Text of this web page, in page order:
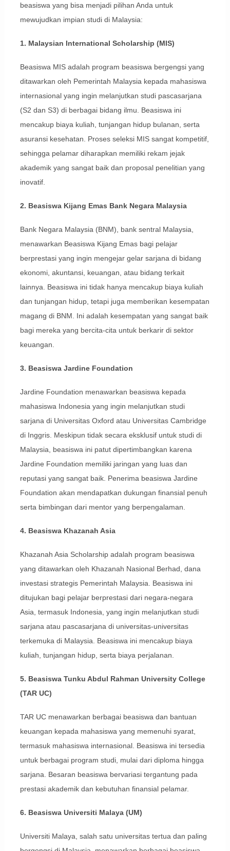
beasiswa yang bisa menjadi pilihan Anda untuk
mewujudkan impian studi di Malaysia:
1. Malaysian International Scholarship (MIS)
Beasiswa MIS adalah program beasiswa bergengsi yang
ditawarkan oleh Pemerintah Malaysia kepada mahasiswa
internasional yang ingin melanjutkan studi pascasarjana
(S2 dan S3) di berbagai bidang ilmu. Beasiswa ini
mencakup biaya kuliah, tunjangan hidup bulanan, serta
asuransi kesehatan. Proses seleksi MIS sangat kompetitif,
sehingga pelamar diharapkan memiliki rekam jejak
akademik yang sangat baik dan proposal penelitian yang
inovatif.
2. Beasiswa Kijang Emas Bank Negara Malaysia
Bank Negara Malaysia (BNM), bank sentral Malaysia,
menawarkan Beasiswa Kijang Emas bagi pelajar
berprestasi yang ingin mengejar gelar sarjana di bidang
ekonomi, akuntansi, keuangan, atau bidang terkait
lainnya. Beasiswa ini tidak hanya mencakup biaya kuliah
dan tunjangan hidup, tetapi juga memberikan kesempatan
magang di BNM. Ini adalah kesempatan yang sangat baik
bagi mereka yang bercita-cita untuk berkarir di sektor
keuangan.
3. Beasiswa Jardine Foundation
Jardine Foundation menawarkan beasiswa kepada
mahasiswa Indonesia yang ingin melanjutkan studi
sarjana di Universitas Oxford atau Universitas Cambridge
di Inggris. Meskipun tidak secara eksklusif untuk studi di
Malaysia, beasiswa ini patut dipertimbangkan karena
Jardine Foundation memiliki jaringan yang luas dan
reputasi yang sangat baik. Penerima beasiswa Jardine
Foundation akan mendapatkan dukungan finansial penuh
serta bimbingan dari mentor yang berpengalaman.
4. Beasiswa Khazanah Asia
Khazanah Asia Scholarship adalah program beasiswa
yang ditawarkan oleh Khazanah Nasional Berhad, dana
investasi strategis Pemerintah Malaysia. Beasiswa ini
ditujukan bagi pelajar berprestasi dari negara-negara
Asia, termasuk Indonesia, yang ingin melanjutkan studi
sarjana atau pascasarjana di universitas-universitas
terkemuka di Malaysia. Beasiswa ini mencakup biaya
kuliah, tunjangan hidup, serta biaya perjalanan.
5. Beasiswa Tunku Abdul Rahman University College
(TAR UC)
TAR UC menawarkan berbagai beasiswa dan bantuan
keuangan kepada mahasiswa yang memenuhi syarat,
termasuk mahasiswa internasional. Beasiswa ini tersedia
untuk berbagai program studi, mulai dari diploma hingga
sarjana. Besaran beasiswa bervariasi tergantung pada
prestasi akademik dan kebutuhan finansial pelamar.
6. Beasiswa Universiti Malaya (UM)
Universiti Malaya, salah satu universitas tertua dan paling